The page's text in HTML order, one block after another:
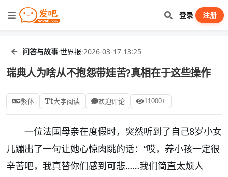
登录 注册
问答与故事·世界报·2026-03-17 13:25
瑞典人为啥从不抱怨带娃苦?真相在于这些操作
繁体 大字阅读 欢迎评论 11000+
一位法国母亲在度假时，突然听到了自己8岁小女
儿蹦出了一句让她心惊肉跳的话：“哎，养小孩一定很
辛苦吧，我真替你们感到可悲……我们简直太烦人